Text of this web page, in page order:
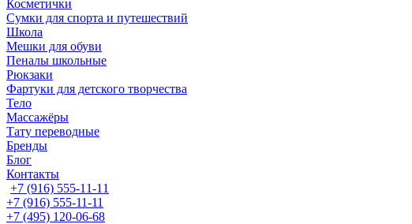
Косметички
Сумки для спорта и путешествий
Школа
Мешки для обуви
Пеналы школьные
Рюкзаки
Фартуки для детского творчества
Тело
Массажёры
Тату переводные
Бренды
Блог
Контакты
+7 (916) 555-11-11
+7 (916) 555-11-11
+7 (495) 120-06-68